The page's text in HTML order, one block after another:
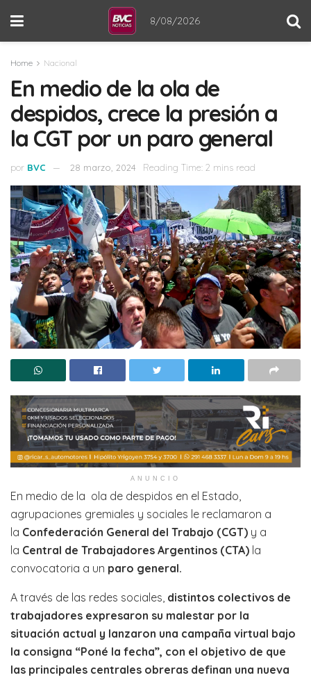
8/08/2026
Home Nacional
En medio de la ola de
despidos, crece la presión a
la CGT por un paro general
por BVC 28 marzo, 2024 Reading Time: 2 mins read
ANUNCIO
En medio de la ola de despidos en el Estado,
agrupaciones gremiales y sociales le reclamaron a
la Confederación General del Trabajo (CGT) y a
la Central de Trabajadores Argentinos (CTA) la
convocatoria a un paro general.
A través de las redes sociales, distintos colectivos de
trabajadores expresaron su malestar por la
situación actual y lanzaron una campaña virtual bajo
la consigna “Poné la fecha”, con el objetivo de que
las principales centrales obreras definan una nueva